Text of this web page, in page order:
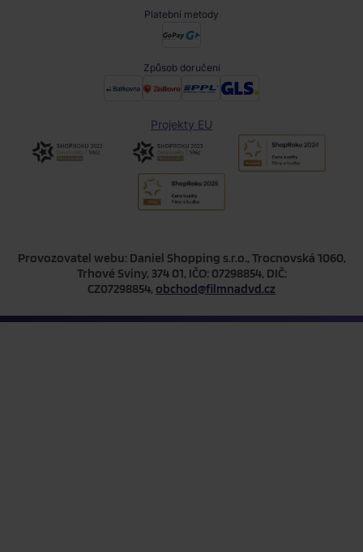
Platební metody
Způsob doručení
Projekty EU
Provozovatel webu: Daniel Shopping s.r.o., Trocnovská 1060,
Trhové Sviny, 374 01, IČO: 07298854, DIČ:
CZ07298854, obchod@filmnadvd.cz